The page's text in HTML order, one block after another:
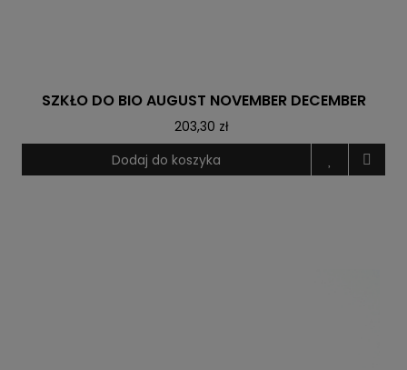
SZKŁO DO BIO AUGUST NOVEMBER DECEMBER
203,30 zł
Dodaj do koszyka